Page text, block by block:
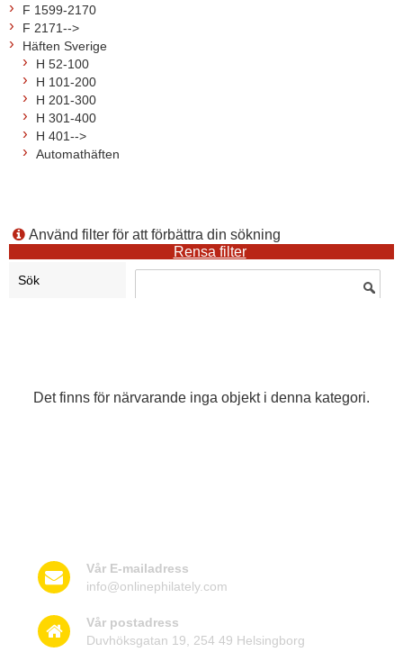
F 1599-2170
F 2171-->
Häften Sverige
H 52-100
H 101-200
H 201-300
H 301-400
H 401-->
Automathäften
Använd filter för att förbättra din sökning
Sök
Det finns för närvarande inga objekt i denna kategori.
Vår E-mailadress
info@onlinephilately.com
Vår postadress
Duvhöksgatan 19, 254 49 Helsingborg